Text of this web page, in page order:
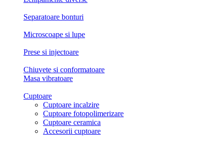
Separatoare bonturi
Microscoape si lupe
Prese si injectoare
Chiuvete si conformatoare
Masa vibratoare
Cuptoare
Cuptoare incalzire
Cuptoare fotopolimerizare
Cuptoare ceramica
Accesorii cuptoare